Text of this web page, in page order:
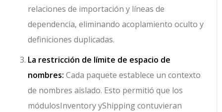
relaciones de importación y líneas de
dependencia, eliminando acoplamiento oculto y
definiciones duplicadas.
La restricción de límite de espacio de
nombres: Cada paquete establece un contexto
de nombres aislado. Esto permitió que los
módulosInventoryyShippingcontuvieran